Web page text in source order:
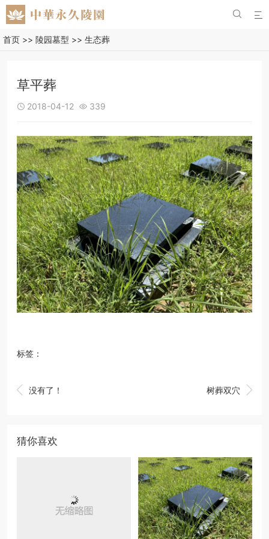


首页 >> 陵园墓型 >> 生态葬
草平葬
 2018-04-12  339
标签：
 没有了！ 
树葬双穴
猜你喜欢